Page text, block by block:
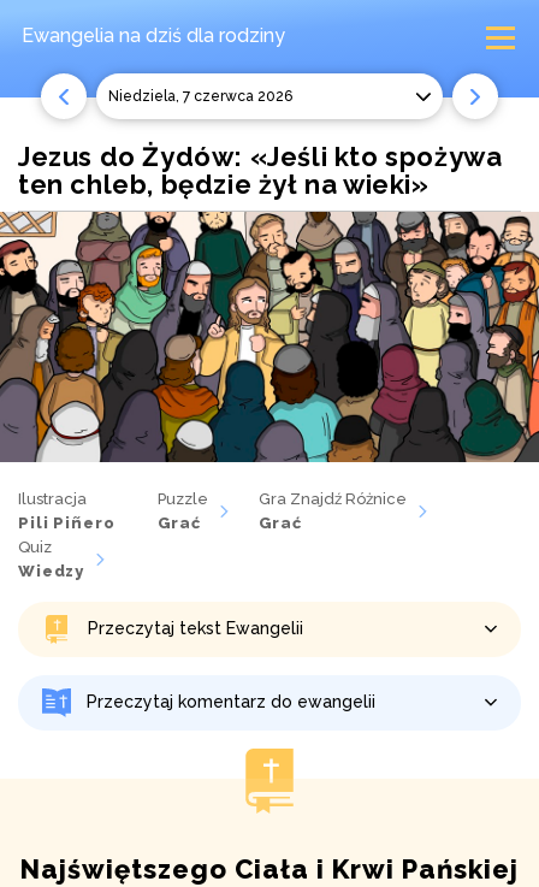
Ewangelia na dziś dla rodziny
niedziela, 7 czerwca 2026
Jezus do Żydów: «Jeśli kto spożywa
ten chleb, będzie żył na wieki»
Ilustracja
Pili Piñero
Puzzle
Grać
Gra Znajdź Różnice
Grać
Quiz
Wiedzy
Przeczytaj tekst Ewangelii
Przeczytaj komentarz do ewangelii
Najświętszego Ciała i Krwi Pańskiej